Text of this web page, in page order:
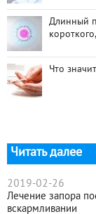
Длинный
Что
Читать далее
2019-02-26
Лечение запора
вскармливании